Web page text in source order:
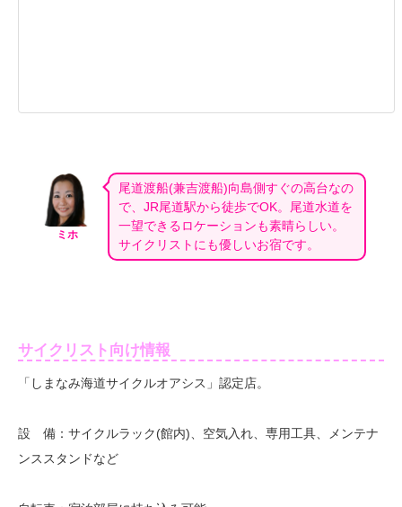
ミホ
尾道渡船(兼吉渡船)向島側すぐの高台なの
で、JR尾道駅から徒歩でOK。尾道水道を
一望できるロケーションも素晴らしい。
サイクリストにも優しいお宿です。
サイクリスト向け情報
「しまなみ海道サイクルオアシス」認定店。
設 備：サイクルラック(館内)、空気入れ、専用工具、メンテナ
ンススタンドなど